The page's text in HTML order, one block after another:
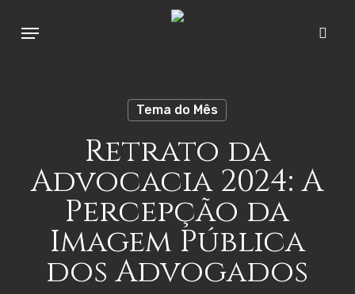
Menu
Tema do Mês
Retrato da
Advocacia 2024: A
Percepção da
Imagem Pública
dos Advogados